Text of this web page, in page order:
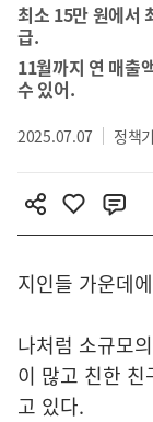
최소 15만 원에서
급.
11월까지 연 매출
수 있어.
2025.07.07 정책
지인들 가운데
나처럼 소규모
이 많고 친한
고 있다.